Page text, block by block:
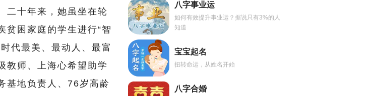
二十年来，她虽坐在轮
贫困家庭的学生进行“智
代最美、最动人、最富
教师、上海心希望助学
基地负责人、76岁高龄
八字事业运
如何有效提升事业运？据说只有3%的人
知道
宝宝起名
扭转命运，从姓名开始
八字合婚